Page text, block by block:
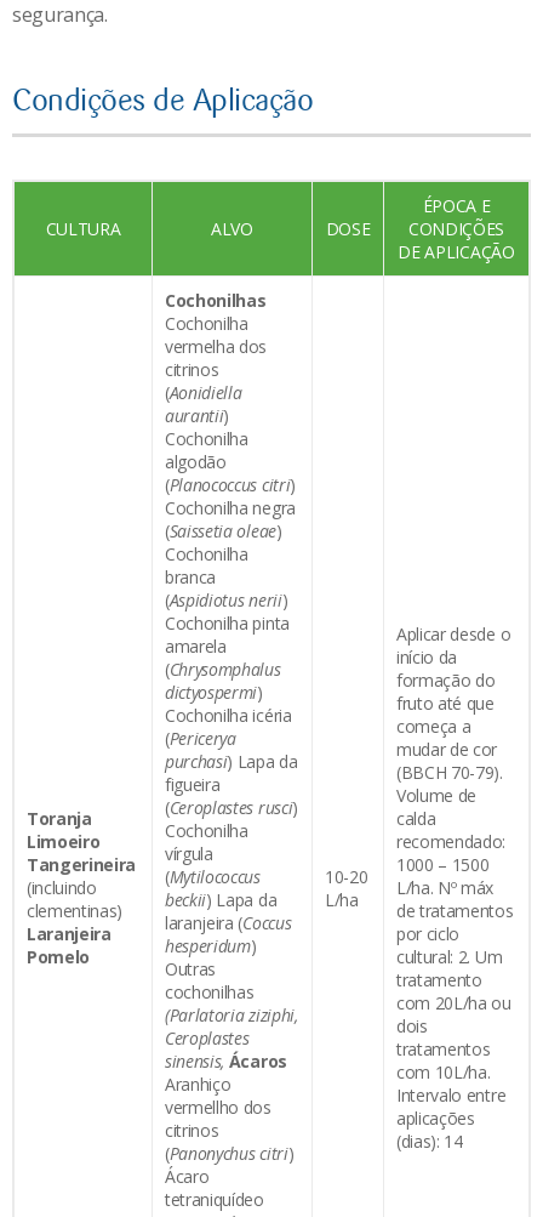
segurança.
Condições de Aplicação
CULTURA ALVO DOSE
ÉPOCA E
CONDIÇÕES
DE APLICAÇÃO
Toranja
Limoeiro
Tangerineira
(incluindo
clementinas)
Laranjeira
Pomelo
Cochonilhas
Cochonilha
vermelha dos
citrinos
(Aonidiella
aurantii)
Cochonilha
algodão
(Planococcus citri)
Cochonilha negra
(Saissetia oleae)
Cochonilha
branca
(Aspidiotus nerii)
Cochonilha pinta
amarela
(Chrysomphalus
dictyospermi)
Cochonilha icéria
(Pericerya
purchasi) Lapa da
figueira
(Ceroplastes rusci)
Cochonilha
vírgula
(Mytilococcus
beckii) Lapa da
laranjeira (Coccus
hesperidum)
Outras
cochonilhas
(Parlatoria ziziphi,
Ceroplastes
sinensis, Ácaros
Aranhiço
vermellho dos
citrinos
(Panonychus citri)
Ácaro
tetraniquídeo
10-20
L/ha
Aplicar desde o
início da
formação do
fruto até que
começa a
mudar de cor
(BBCH 70-79).
Volume de
calda
recomendado:
1000 – 1500
L/ha. Nº máx
de tratamentos
por ciclo
cultural: 2. Um
tratamento
com 20L/ha ou
dois
tratamentos
com 10L/ha.
Intervalo entre
aplicações
(dias): 14